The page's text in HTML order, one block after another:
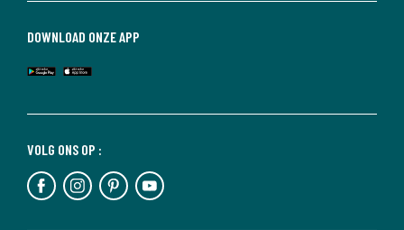
VOLG ONS OP :
DOWNLOAD ONZE APP